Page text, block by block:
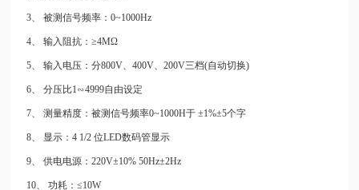
3、 被测信号频率：0~1000Hz
4、 输入阻抗：≥4MΩ
5、 输入电压：分800V、400V、200V三档(自动切换)
6、 分压比1∽4999自由设定
7、 测量精度：被测信号频率0~1000H于 ±1%±5个字
8、 显示：4 1/2 位LED数码管显示
9、 供电电源：220V±10% 50Hz±2Hz
10、 功耗：≤10W